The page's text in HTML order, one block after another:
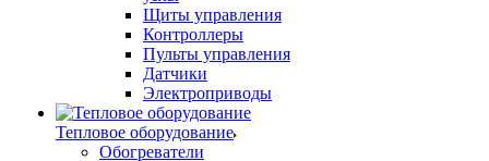
Щиты управления
Контроллеры
Пульты управления
Датчики
Электроприводы
Тепловое оборудование
Обогреватели